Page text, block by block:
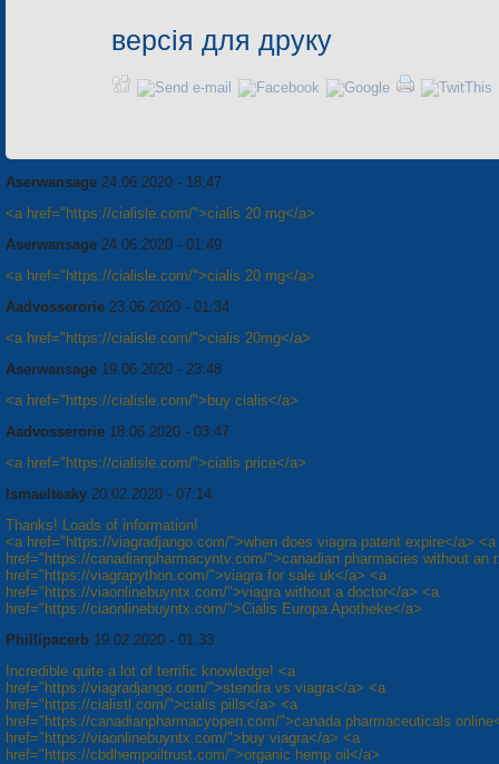
версія для друку
Aserwansage 24.06.2020 - 18:47
<a href="https://cialisle.com/">cialis 20 mg</a>
Aserwansage 24.06.2020 - 01:49
<a href="https://cialisle.com/">cialis 20 mg</a>
Aadvosserorie 23.06.2020 - 01:34
<a href="https://cialisle.com/">cialis 20mg</a>
Aserwansage 19.06.2020 - 23:48
<a href="https://cialisle.com/">buy cialis</a>
Aadvosserorie 18.06.2020 - 03:47
<a href="https://cialisle.com/">cialis price</a>
Ismaelteaky 20.02.2020 - 07:14
Thanks! Loads of information!
<a href="https://viagradjango.com/">when does viagra patent expire</a> <a
href="https://canadianpharmacyntv.com/">canadian pharmacies without an
href="https://viagrapython.com/">viagra for sale uk</a> <a
href="https://viaonlinebuyntx.com/">viagra without a doctor</a> <a
href="https://ciaonlinebuyntx.com/">Cialis Europa Apotheke</a>
Phillipacerb 19.02.2020 - 01:33
Incredible quite a lot of terrific knowledge! <a
href="https://viagradjango.com/">stendra vs viagra</a> <a
href="https://cialistl.com/">cialis pills</a> <a
href="https://canadianpharmacyopen.com/">canada pharmaceuticals
href="https://viaonlinebuyntx.com/">buy viagra</a> <a
href="https://cbdhempoiltrust.com/">organic hemp oil</a>